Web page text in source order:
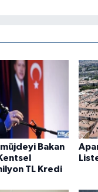
Bakan
TL Kredi